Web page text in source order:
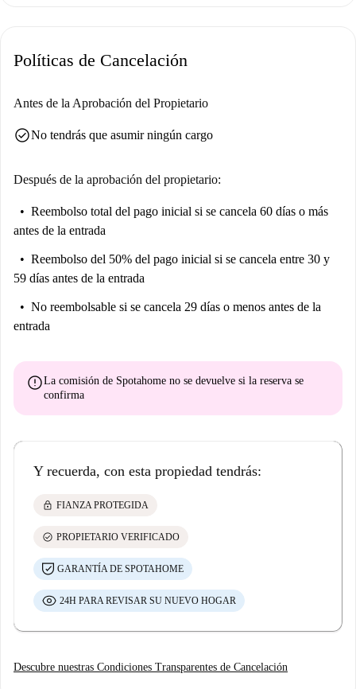
Guido Baccelli, restaurantes de renombre como Gran Sasso y Osteria
estudio te ofrece una vida cómoda en una zona vibrante y de fácil acceso
Políticas de Cancelación
Antes de la Aprobación del Propietario
check_circleNo tendrás que asumir ningún cargo
Después de la aprobación del propietario:
Reembolso total del pago inicial si se cancela 60 días o más
antes de la entrada
Reembolso del 50% del pago inicial si se cancela entre 30 y
59 días antes de la entrada
No reembolsable si se cancela 29 días o menos antes de la
entrada
errorLa comisión de Spotahome no se devuelve si la reserva se
confirma
Y recuerda, con esta propiedad tendrás:
lock FIANZA PROTEGIDA
check_circle PROPIETARIO VERIFICADO
GARANTÍA DE SPOTAHOME
24H PARA REVISAR SU NUEVO HOGAR
Descubre nuestras Condiciones Transparentes de Cancelación